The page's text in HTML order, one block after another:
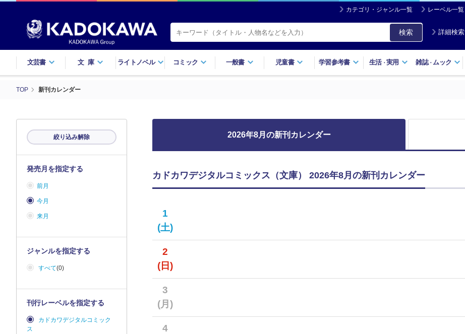
カテゴリ・ジャンル一覧 レーベル一覧
検索 詳細検索
文芸書 文庫 ライトノベル コミック 一般書 児童書 学習参考書 生活・実用 雑誌・ ムック
TOP 新刊カレンダー
2026年8月の新刊カレンダー
カドカワデジタルコミックス（文庫） 2026年8月の新刊カレンダー
1
(土)
2
(日)
3
(月)
4
絞り込み解除
発売月を指定する
前月
今月
来月
ジャンルを指定する
すべて(0)
刊行レーベルを指定する
カドカワデジタルコミック
ス